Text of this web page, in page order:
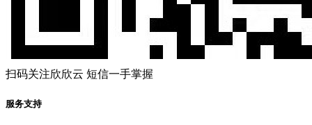
扫码关注欣欣云 短信一手掌握
服务支持